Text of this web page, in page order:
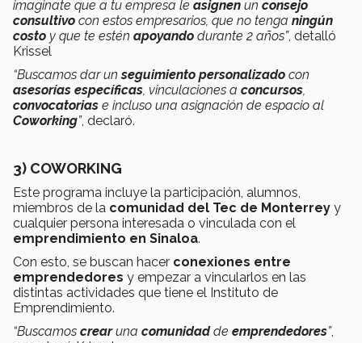
imaginate que a tu empresa le asignen un consejo
consultivo con estos empresarios, que no tenga ningún
costo y que te estén apoyando durante 2 años”, detalló
Krissel
“Buscamos dar unseguimiento personalizado con
asesorías específicas, vinculaciones a concursos,
convocatorias e incluso una asignación de espacio al
Coworking”, declaró.
3) COWORKING
Este programa incluye la participación, alumnos,
miembros de la comunidad del Tec de Monterrey y
cualquier persona interesada o vinculada con el
emprendimiento en Sinaloa.
Con esto, se buscan hacer conexiones entre
emprendedores y empezar a vincularlos en las
distintas actividades que tiene el Instituto de
Emprendimiento.
“Buscamos crearuna comunidadde emprendedores”,